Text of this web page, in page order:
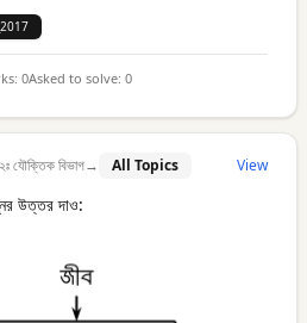
0Asked to solve: 0
যৌক্তিক বিভাগ→ All Topics View
উত্তর দাও: